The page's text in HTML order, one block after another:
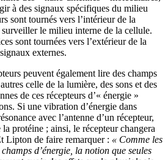
à des signaux spécifiques du milieu
sont tournés vers l’intérieur de la
le milieu interne de la cellule.
sont tournées vers l’extérieur de la
externes.
peuvent également lire des champs
celle de la lumière, des sons et des
de ces récepteurs d’« énergie »
Si une vibration d’énergie dans
avec l’antenne d’un récepteur,
protéine ; ainsi, le récepteur changera
Lipton de faire remarquer : « Comme les
d’énergie, la notion que seules